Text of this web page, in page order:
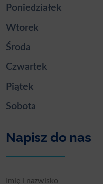
Poniedziałek
Wtorek
Środa
Czwartek
Piątek
Sobota
Napisz do nas